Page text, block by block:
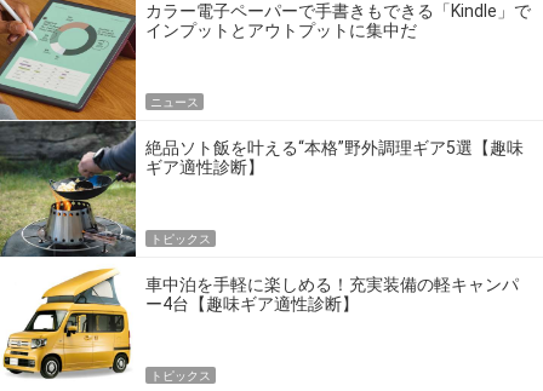
カラー電子ペーパーで手書きもできる「Kindle」で
インプットとアウトプットに集中だ
ニュース
絶品ソト飯を叶える“本格”野外調理ギア5選【趣味
ギア適性診断】
トピックス
車中泊を手軽に楽しめる！充実装備の軽キャンパ
ー4台【趣味ギア適性診断】
トピックス